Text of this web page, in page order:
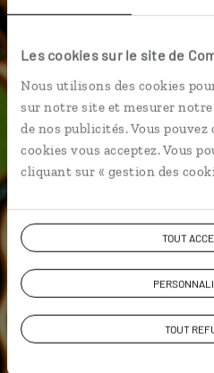
Les cookies sur le site de
Nous utilisons des cookies
sur notre site et mesurer
de nos publicités. Vous
cookies vous acceptez. Vous
cliquant sur « gestion des
TOUT
TOUT
spécialistes
Ils sauront organiser
près de vos envies et
Échangez en face à
connectés en agence,